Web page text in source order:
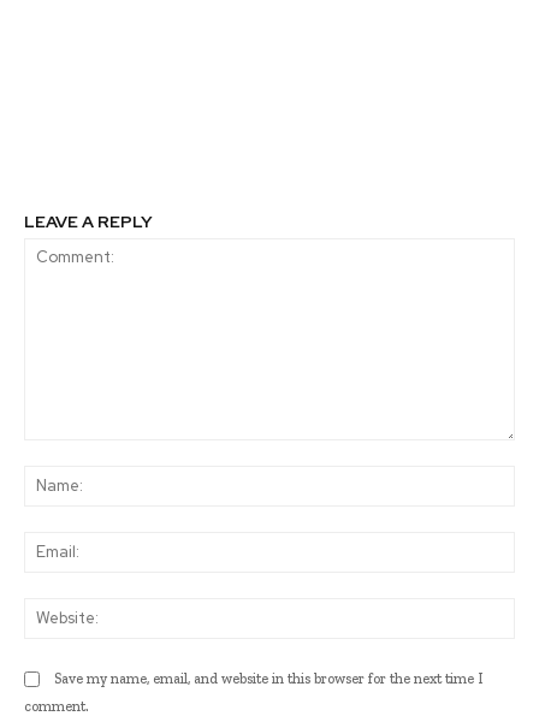
LEAVE A REPLY
Save my name, email, and website in this browser for the next time I
comment.